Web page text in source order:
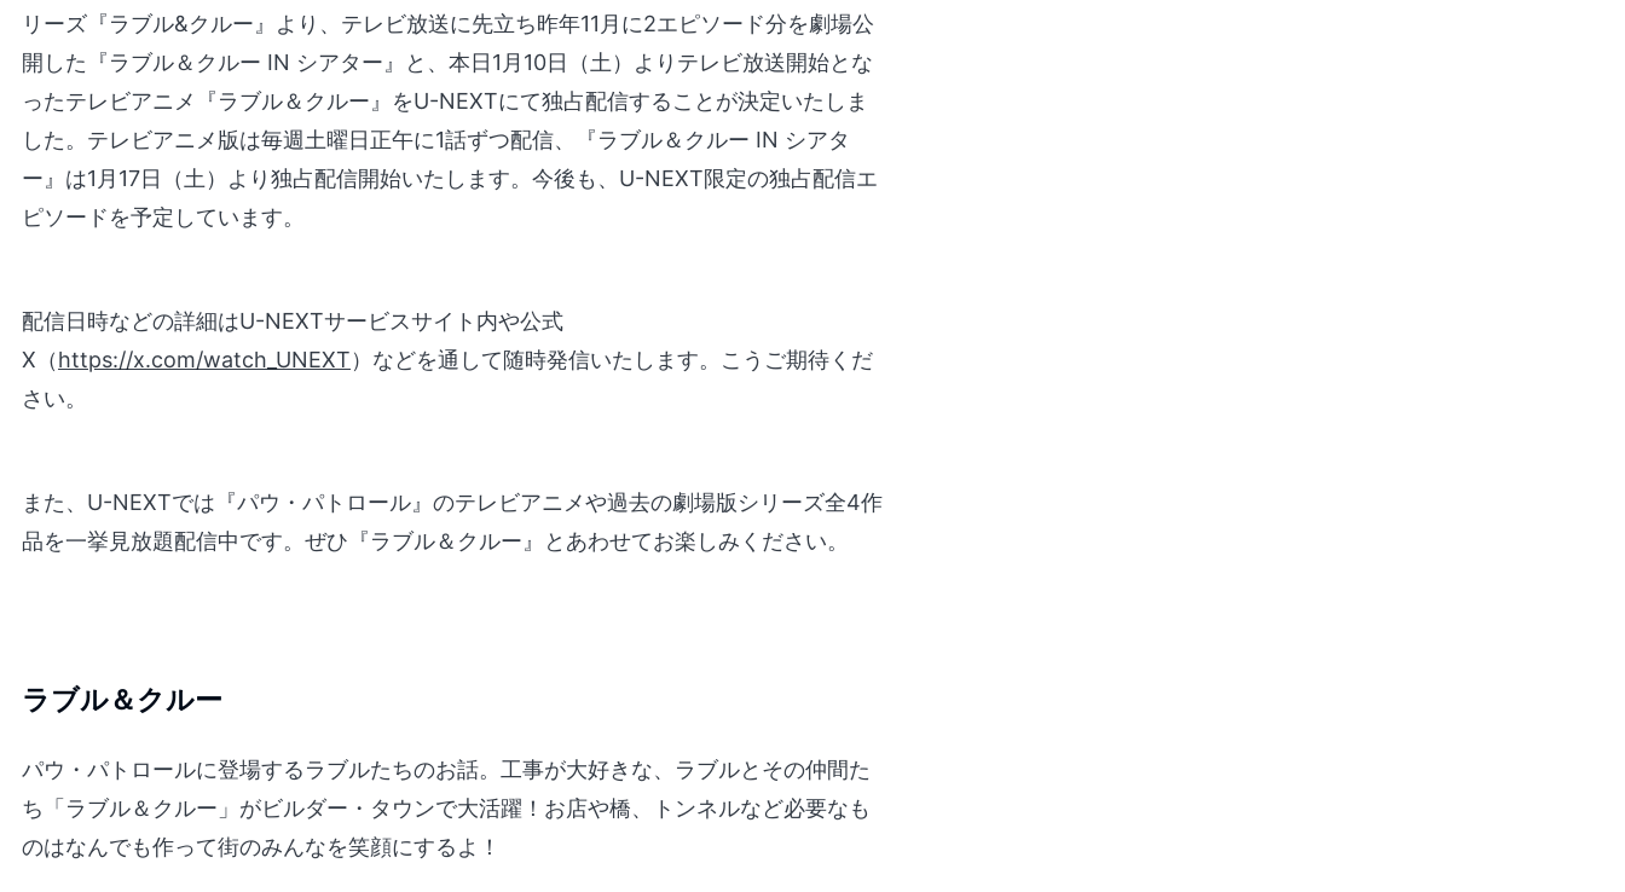
リーズ『ラブル&クルー』より、テレビ放送に先立ち昨年11月に2エピソード分を劇場公
開した『ラブル＆クルー IN シアター』と、本日1月10日（土）よりテレビ放送開始とな
ったテレビアニメ『ラブル＆クルー』をU-NEXTにて独占配信することが決定いたしま
した。テレビアニメ版は毎週土曜日正午に1話ずつ配信、『ラブル＆クルー IN シアタ
ー』は1月17日（土）より独占配信開始いたします。今後も、U-NEXT限定の独占配信エ
ピソードを予定しています。
配信日時などの詳細はU-NEXTサービスサイト内や公式
X（https://x.com/watch_UNEXT）などを通して随時発信いたします。こうご期待くだ
さい。
また、U-NEXTでは『パウ・パトロール』のテレビアニメや過去の劇場版シリーズ全4作
品を一挙見放題配信中です。ぜひ『ラブル＆クルー』とあわせてお楽しみください。
ラブル＆クルー
パウ・パトロールに登場するラブルたちのお話。工事が大好きな、ラブルとその仲間た
ち「ラブル＆クルー」がビルダー・タウンで大活躍！お店や橋、トンネルなど必要なも
のはなんでも作って街のみんなを笑顔にするよ！